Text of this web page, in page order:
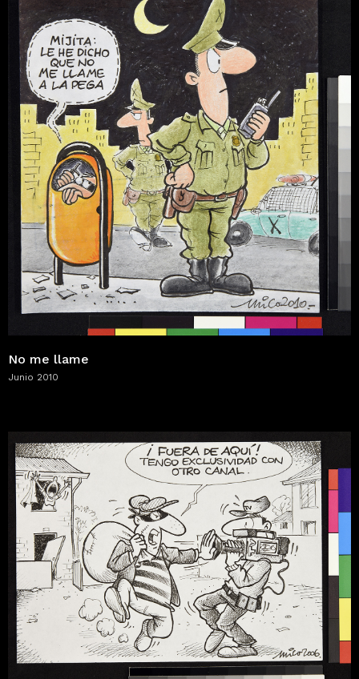
No me llame
Junio 2010